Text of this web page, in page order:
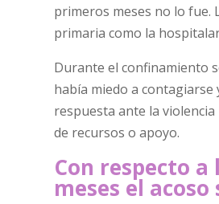
primeros meses no lo fue.
primaria como la
Durante el confinamiento
había miedo a contagiarse
respuesta ante la
de recursos o apoyo.
Con respecto
meses el